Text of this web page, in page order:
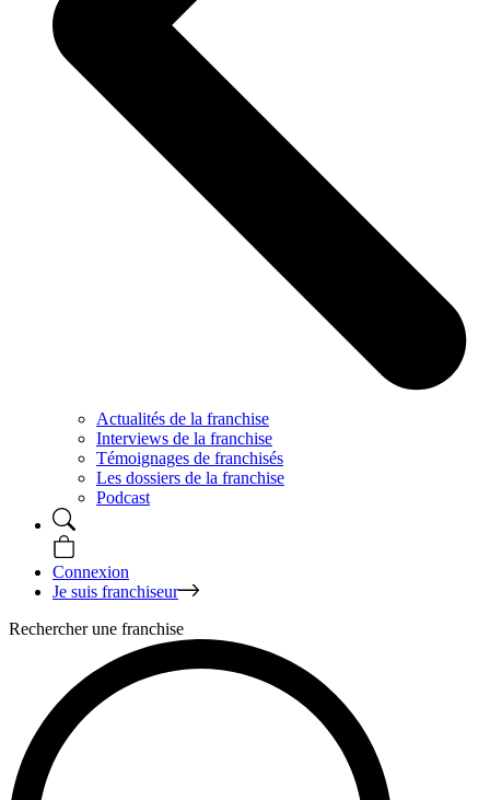
Actualités de la franchise
Interviews de la franchise
Témoignages de franchisés
Les dossiers de la franchise
Podcast
Connexion
Je suis franchiseur
Rechercher une franchise